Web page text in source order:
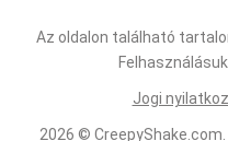
Az oldalon található
Jogi
2026 © CreepyShake.com